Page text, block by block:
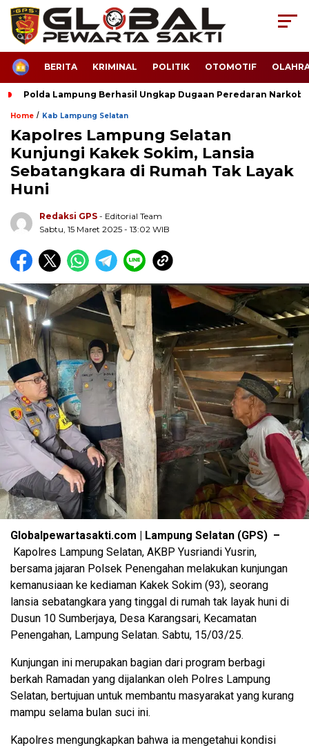
HOMEBERITA KRIMINAL POLITIK OTOMOTIF
Polda Lampung Berhasil Ungkap Dugaan Peredaran
Home / Kab Lampung Selatan
Kapolres Lampung Selatan
Kunjungi Kakek Sokim, Lansia
Sebatangkara di Rumah Tak Layak
Huni
Redaksi GPS - Editorial Team
Sabtu, 15 Maret 2025 - 13:02 WIB
Globalpewartasakti.com | Lampung Selatan (GPS) –
Kapolres Lampung Selatan, AKBP Yusriandi Yusrin,
bersama jajaran Polsek Penengahan melakukan kunjungan
kemanusiaan ke kediaman Kakek Sokim (93), seorang
lansia sebatangkara yang tinggal di rumah tak layak huni di
Dusun 10 Sumberjaya, Desa Karangsari, Kecamatan
Penengahan, Lampung Selatan. Sabtu, 15/03/25.
Kunjungan ini merupakan bagian dari program berbagi
berkah Ramadan yang dijalankan oleh Polres Lampung
Selatan, bertujuan untuk membantu masyarakat yang kurang
mampu selama bulan suci ini.
Kapolres mengungkapkan bahwa ia mengetahui kondisi